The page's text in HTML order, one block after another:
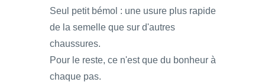
Seul petit bémol : une usure plus rapide
de la semelle que sur d'autres
chaussures.
Pour le reste, ce n'est que du bonheur à
chaque pas.